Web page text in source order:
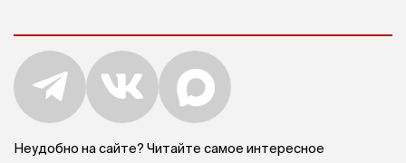
Неудобно на сайте? Читайте самое интересное